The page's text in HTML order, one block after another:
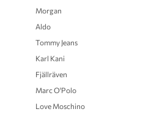
Morgan
Aldo
Tommy Jeans
Karl Kani
Fjällräven
Marc O'Polo
Love Moschino